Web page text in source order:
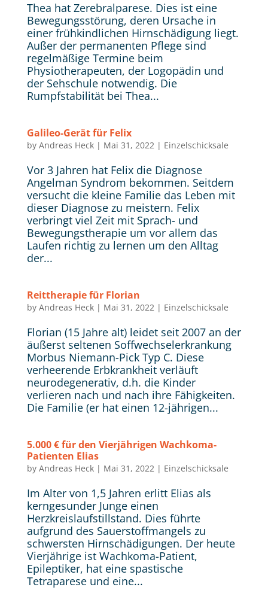
Thea hat Zerebralparese. Dies ist eine
Bewegungsstörung, deren Ursache in
einer frühkindlichen Hirnschädigung liegt.
Außer der permanenten Pflege sind
regelmäßige Termine beim
Physiotherapeuten, der Logopädin und
der Sehschule notwendig. Die
Rumpfstabilität bei Thea...
Galileo-Gerät für Felix
by Andreas Heck| Mai 31, 2022| Einzelschicksale
Vor 3 Jahren hat Felix die Diagnose
Angelman Syndrom bekommen. Seitdem
versucht die kleine Familie das Leben mit
dieser Diagnose zu meistern. Felix
verbringt viel Zeit mit Sprach- und
Bewegungstherapie um vor allem das
Laufen richtig zu lernen um den Alltag
der...
Reittherapie für Florian
by Andreas Heck| Mai 31, 2022| Einzelschicksale
Florian (15 Jahre alt) leidet seit 2007 an der
äußerst seltenen Soffwechselerkrankung
Morbus Niemann-Pick Typ C. Diese
verheerende Erbkrankheit verläuft
neurodegenerativ, d.h. die Kinder
verlieren nach und nach ihre Fähigkeiten.
Die Familie (er hat einen 12-jährigen...
5.000 € für den Vierjährigen Wachkoma-
Patienten Elias
by Andreas Heck| Mai 31, 2022| Einzelschicksale
Im Alter von 1,5 Jahren erlitt Elias als
kerngesunder Junge einen
Herzkreislaufstillstand. Dies führte
aufgrund des Sauerstoffmangels zu
schwersten Hirnschädigungen. Der heute
Vierjährige ist Wachkoma-Patient,
Epileptiker, hat eine spastische
Tetraparese und eine...